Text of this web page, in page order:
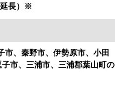
長）※
市、秦野市、伊勢原市、小田
市、三浦市、三浦郡葉山町の